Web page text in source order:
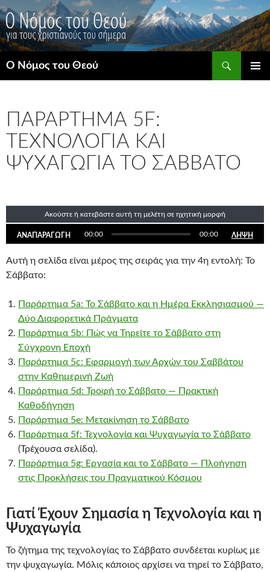
Μετάβαση
σε
περιεχόμενο
Ο Νόμος του Θεού
ΠΑΡΆΡΤΗΜΑ 5F:
ΤΕΧΝΟΛΟΓΊΑ ΚΑΙ
ΨΥΧΑΓΩΓΊΑ ΤΟ ΣΆΒΒΑΤΟ
Ακούστε ή κατεβάστε αυτή τη μελέτη σε ηχητική μορφή
ΑΝΑΠΑΡΑΓΩΓΗ 00:00 00:00 ΛΗΨΗ
Αυτή η σελίδα είναι μέρος της σειράς για την 4η εντολή: Το
Σάββατο:
Παράρτημα 5a: Το Σάββατο και η Ημέρα Εκκλησιασμού —
Δύο Διαφορετικά Πράγματα
Παράρτημα 5b: Πώς να Τηρείτε το Σάββατο στη
Σύγχρονη Εποχή
Παράρτημα 5c: Εφαρμογή των Αρχών του Σαββάτου
στην Καθημερινή Ζωή
Παράρτημα 5d: Τροφή το Σάββατο — Πρακτική
Καθοδήγηση
Παράρτημα 5e: Μετακίνηση το Σάββατο
Παράρτημα 5f: Τεχνολογία και Ψυχαγωγία το Σάββατο
(Τρέχουσα σελίδα).
Παράρτημα 5g: Εργασία και το Σάββατο — Πλοήγηση
στις Προκλήσεις του Πραγματικού Κόσμου
Γιατί Έχουν Σημασία η Τεχνολογία και η
Ψυχαγωγία
Το ζήτημα της τεχνολογίας το Σάββατο συνδέεται κυρίως με
την ψυχαγωγία. Μόλις κάποιος αρχίσει να τηρεί το Σάββατο,